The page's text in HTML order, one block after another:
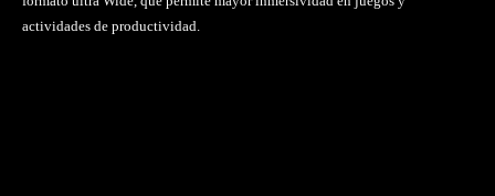
actividades de productividad.